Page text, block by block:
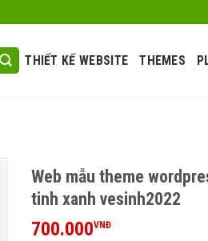
THIẾT KẾ WEBSITE THEMES
Web mẫu theme
tinh xanh vesinh2022
700.000VNĐ